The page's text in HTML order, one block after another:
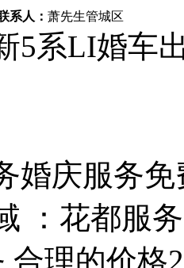
系人： 萧先生管城区
5系LI婚车
婚庆服务
：花都服
合理的价格